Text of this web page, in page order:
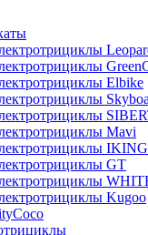
Elbike
Mavi
GT
Kugoo